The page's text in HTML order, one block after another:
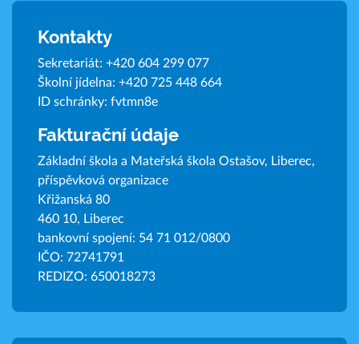
Kontakty
Sekretariát: +420 604 299 077
Školní jídelna: +420 725 448 664
ID schránky: fvtmn8e
Fakturační údaje
Základní škola a Mateřská škola Ostašov, Liberec,
příspěvková organizace
Křižanská 80
460 10, Liberec
bankovní spojení: 54 71 012/0800
IČO: 72741791
REDIZO: 650018273